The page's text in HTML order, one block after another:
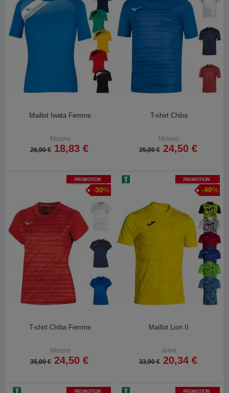
Maillot Iwata Femme
Mizuno
26,90 € 18,83 €
T-shirt Chiba
Mizuno
35,00 € 24,50 €
Promotion
-30%
T-shirt Chiba Femme
Mizuno
35,00 € 24,50 €
Promotion
-40%
Maillot Lion II
Joma
33,90 € 20,34 €
Promotion Promotion